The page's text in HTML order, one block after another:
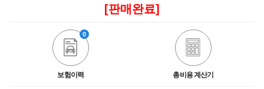
[판매완료]
보험이력
0
총비용 계산기